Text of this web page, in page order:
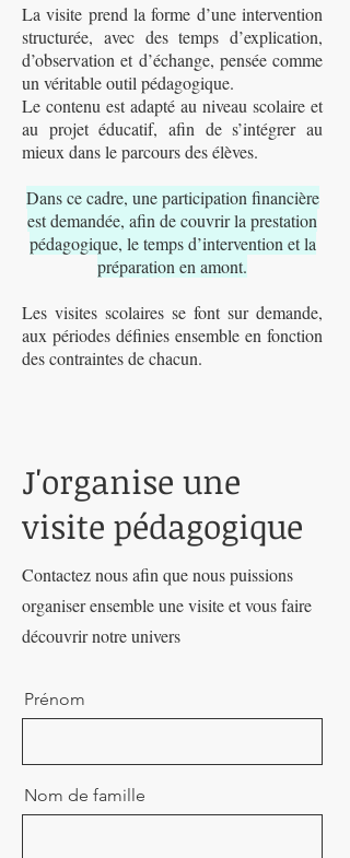
La visite prend la forme d’une intervention
structurée, avec des temps d’explication,
d’observation et d’échange, pensée comme
un véritable outil pédagogique.
Le contenu est adapté au niveau scolaire et
au projet éducatif, afin de s’intégrer au
mieux dans le parcours des élèves.
Dans ce cadre, une participation financière
est demandée, afin de couvrir la prestation
pédagogique, le temps d’intervention et la
préparation en amont.
Les visites scolaires se font sur demande,
aux périodes définies ensemble en fonction
des contraintes de chacun.
J'organise une
visite pédagogique
Contactez nous afin que nous puissions
organiser ensemble une visite et vous faire
découvrir notre univers
Prénom
Nom de famille